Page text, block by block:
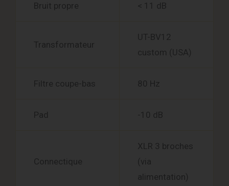
Bruit propre < 11 dB
Transformateur
UT-BV12
custom (USA)
Filtre coupe-bas 80 Hz
Pad -10 dB
Connectique
XLR 3 broches
(via
alimentation)